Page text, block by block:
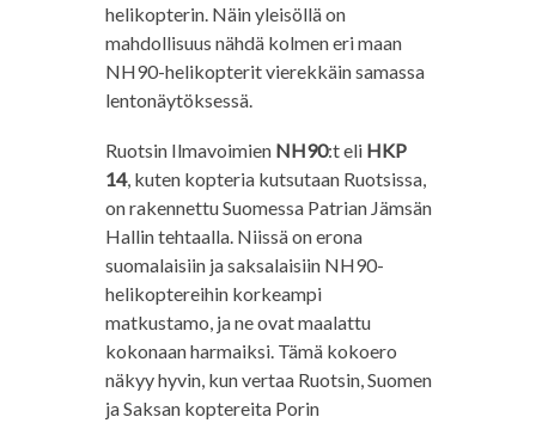
helikopterin. Näin yleisöllä on
mahdollisuus nähdä kolmen eri maan
NH90-helikopterit vierekkäin samassa
lentonäytöksessä.
Ruotsin Ilmavoimien NH90:t eli HKP
14, kuten kopteria kutsutaan Ruotsissa,
on rakennettu Suomessa Patrian Jämsän
Hallin tehtaalla. Niissä on erona
suomalaisiin ja saksalaisiin NH90-
helikoptereihin korkeampi
matkustamo, ja ne ovat maalattu
kokonaan harmaiksi. Tämä kokoero
näkyy hyvin, kun vertaa Ruotsin, Suomen
ja Saksan koptereita Porin